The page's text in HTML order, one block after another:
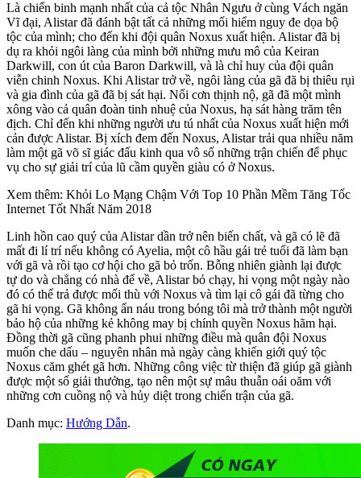
Là chiến binh mạnh nhất của cả tộc Nhân Ngưu ở cùng Vách ngăn
Vĩ đại, Alistar đã đánh bật tất cả những mối hiểm nguy đe dọa bộ
tộc của mình; cho đến khi đội quân Noxus xuất hiện. Alistar đã bị
dụ ra khỏi ngôi làng của mình bởi những mưu mô của Keiran
Darkwill, con út của Baron Darkwill, và là chỉ huy của đội quân
viễn chinh Noxus. Khi Alistar trở về, ngôi làng của gã đã bị thiêu rụi
và gia đình của gã đã bị sát hại. Nổi cơn thịnh nộ, gã đã một mình
xông vào cả quân đoàn tinh nhuệ của Noxus, hạ sát hàng trăm tên
địch. Chỉ đến khi những người ưu tú nhất của Noxus xuất hiện mới
cản được Alistar. Bị xích đem đến Noxus, Alistar trải qua nhiều năm
làm một gã võ sĩ giác đấu kinh qua vô số những trận chiến để phục
vụ cho sự giải trí của lũ cầm quyền giàu có ở Noxus.
Xem thêm: Khỏi Lo Mạng Chậm Với Top 10 Phần Mềm Tăng Tốc
Internet Tốt Nhất Năm 2018
Linh hồn cao quý của Alistar dần trở nên biến chất, và gã có lẽ đã
mất đi lí trí nếu không có Ayelia, một cô hầu gái trẻ tuổi đã làm bạn
với gã và rồi tạo cơ hội cho gã bỏ trốn. Bỗng nhiên giành lại được
tự do và chẳng có nhà để về, Alistar bỏ chạy, hi vọng một ngày nào
đó có thể trả được mối thù với Noxus và tìm lại cô gái đã từng cho
gã hi vọng. Gã không ẩn náu trong bóng tôi mà trở thành một người
bảo hộ của những kẻ không may bị chính quyền Noxus hãm hại.
Đồng thời gã cũng phanh phui những điều mà quân đội Noxus
muốn che dấu – nguyên nhân mà ngày càng khiến giới quý tộc
Noxus căm ghét gã hơn. Những công việc từ thiện đã giúp gã giành
được một số giải thưởng, tạo nên một sự mâu thuẫn oái oăm với
những cơn cuồng nộ và hủy diệt trong chiến trận của gã.
Danh mục: Hướng Dẫn.